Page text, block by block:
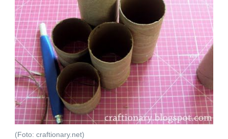
(Foto: craftionary.net)